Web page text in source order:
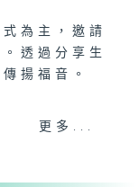
為主，邀請
透過分享生
揚福音。
更多...